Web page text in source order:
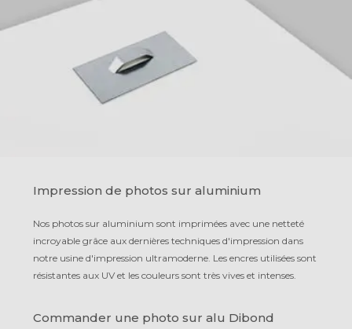
Impression de photos sur aluminium
Nos photos sur aluminium sont imprimées avec une netteté
incroyable grâce aux dernières techniques d'impression dans
notre usine d'impression ultramoderne. Les encres utilisées sont
résistantes aux UV et les couleurs sont très vives et intenses.
Commander une photo sur alu Dibond